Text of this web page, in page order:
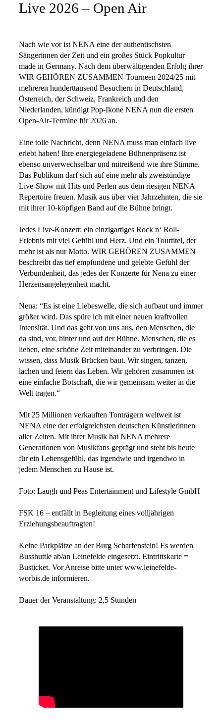
Live 2026 – Open Air
Nach wie vor ist NENA eine der authentischsten
Sängerinnen der Zeit und ein großes Stück Popkultur
made in Germany. Nach dem überwältigenden Erfolg ihrer
WIR GEHÖREN ZUSAMMEN-Tourneen 2024/25 mit
mehreren hunderttausend Besuchern in Deutschland,
Österreich, der Schweiz, Frankreich und den
Niederlanden, kündigt Pop-Ikone NENA nun die ersten
Open-Air-Termine für 2026 an.
Eine tolle Nachricht, denn NENA muss man einfach live
erlebt haben! Ihre energiegeladene Bühnenpräsenz ist
ebenso unverwechselbar und mitreißend wie ihre Stimme.
Das Publikum darf sich auf eine mehr als zweistündige
Live-Show mit Hits und Perlen aus dem riesigen NENA-
Repertoire freuen. Musik aus über vier Jahrzehnten, die sie
mit ihrer 10-köpfigen Band auf die Bühne bringt.
Jedes Live-Konzert: ein einzigartiges Rock n‘ Roll-
Erlebnis mit viel Gefühl und Herz. Und ein Tourtitel, der
mehr ist als nur Motto. WIR GEHÖREN ZUSAMMEN
beschreibt das tief empfundene und gelebte Gefühl der
Verbundenheit, das jedes der Konzerte für Nena zu einer
Herzensangelegenheit macht.
Nena: “Es ist eine Liebeswelle, die sich aufbaut und immer
größer wird. Das spüre ich mit einer neuen kraftvollen
Intensität. Und das geht von uns aus, den Menschen, die
da sind, vor, hinter und auf der Bühne. Menschen, die es
lieben, eine schöne Zeit miteinander zu verbringen. Die
wissen, dass Musik Brücken baut. Wir singen, tanzen,
lachen und feiern das Leben. Wir gehören zusammen ist
eine einfache Botschaft, die wir gemeinsam weiter in die
Welt tragen.“
Mit 25 Millionen verkauften Tonträgern weltweit ist
NENA eine der erfolgreichsten deutschen Künstlerinnen
aller Zeiten. Mit ihrer Musik hat NENA mehrere
Generationen von Musikfans geprägt und steht bis heute
für ein Lebensgefühl, das irgendwie und irgendwo in
jedem Menschen zu Hause ist.
Foto: Laugh und Peas Entertainment und Lifestyle GmbH
FSK 16 – entfällt in Begleitung eines volljährigen
Erziehungsbeauftragten!
Keine Parkplätze an der Burg Scharfenstein! Es werden
Busshuttle ab/an Leinefelde eingesetzt. Eintrittskarte =
Busticket. Vor Anreise bitte unter www.leinefelde-
worbis.de informieren.
Dauer der Veranstaltung: 2,5 Stunden